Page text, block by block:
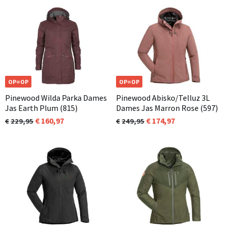
OP=OP
Pinewood Wilda Parka Dames
Jas Earth Plum (815)
229,95 160,97
OP=OP
Pinewood Abisko/Telluz 3L
Dames Jas Marron Rose (597)
249,95 174,97